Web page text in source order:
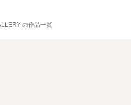
の作品一覧